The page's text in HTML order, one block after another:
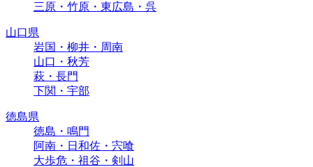
三原・竹原・東広島・呉
山口県
岩国・柳井・周南
山口・秋芳
萩・長門
下関・宇部
徳島県
徳島・鳴門
阿南・日和佐・宍喰
大歩危・祖谷・剣山